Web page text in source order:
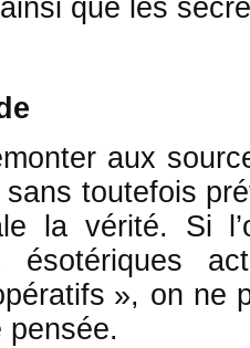
que les
aux
toutefois
la vérité. Si
ésotériques
», on ne
pensée.